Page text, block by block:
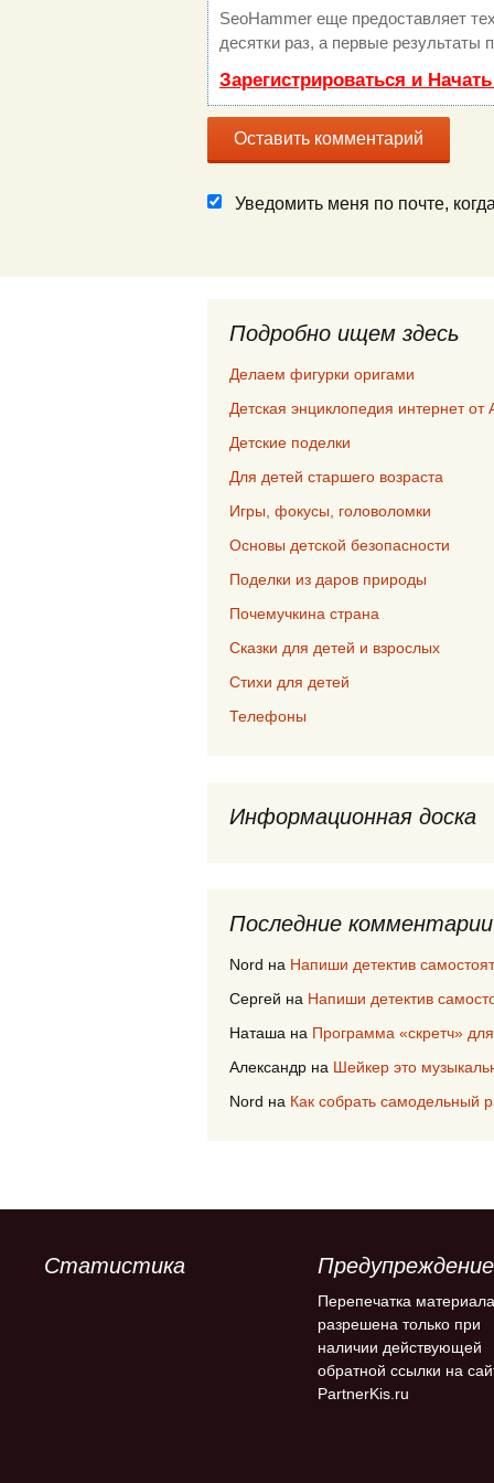
SeoHammer еще предоставляет
десятки раз, а первые результаты
Зарегистрироваться и
Уведомить меня по почте,
Подробно ищем здесь
Делаем фигурки оригами
Детская энциклопедия интернет от
Детские поделки
Для детей старшего возраста
Игры, фокусы, головоломки
Основы детской безопасности
Поделки из даров природы
Почемучкина страна
Сказки для детей и взрослых
Стихи для детей
Телефоны
Информационная доска
Последние комментарии
Nord на Напиши детектив
Сергей на Напиши детектив
Наташа на Программа «скретч»
Александр на Шейкер это
Nord на Как собрать самодельный
Статистика Предупреждение
Перепечатка материала
разрешена только при
наличии действующей
обратной ссылки на
PartnerKis.ru